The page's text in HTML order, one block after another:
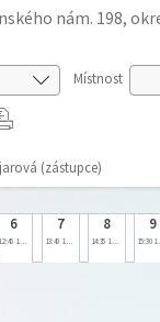
nám. 198,
Místnost
(zástupce)
6
12:45 13:30
7
13:40 14:25
8
14:35 15:20
9
15:30